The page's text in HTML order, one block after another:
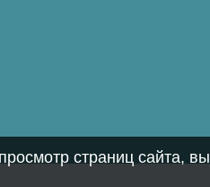
страниц сайта, вы